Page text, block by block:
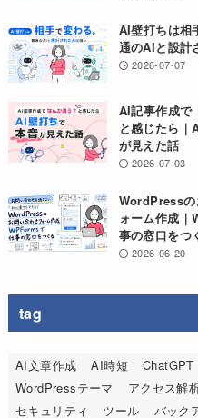
AI壁打ちは相
通のAIと設計
2026-07-07
AI記事作成で
と感じたら｜
が見えた話
2026-07-03
WordPressの
ォーム作成
事の窓口をつ
2026-06-20
tag
AI文章作成 AI時短 ChatGPT
WordPressテーマ
アクセス解
セキュリティ
ツール
バック